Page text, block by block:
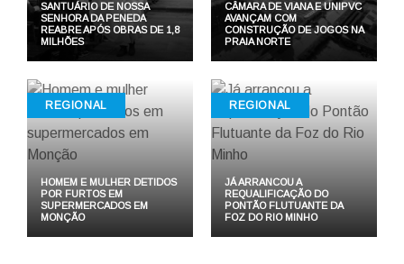
SANTUÁRIO DE NOSSA
SENHORA DA PENEDA
REABRE APÓS OBRAS DE 1,8
MILHÕES
CÂMARA DE VIANA E UNIPVC
AVANÇAM COM
CONSTRUÇÃO DE JOGOS NA
PRAIA NORTE
REGIONAL
HOMEM E MULHER DETIDOS
POR FURTOS EM
SUPERMERCADOS EM
MONÇÃO
REGIONAL
JÁ ARRANCOU A
REQUALIFICAÇÃO DO
PONTÃO FLUTUANTE DA
FOZ DO RIO MINHO